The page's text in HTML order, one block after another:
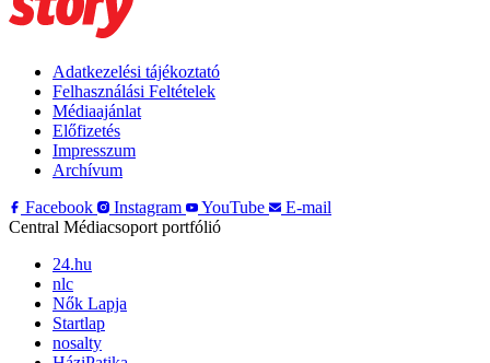
Adatkezelési tájékoztató
Felhasználási Feltételek
Médiaajánlat
Előfizetés
Impresszum
Archívum
Facebook
Instagram YouTube
E-mail
Central Médiacsoport portfólió
24.hu
nlc
Nők Lapja
Startlap
nosalty